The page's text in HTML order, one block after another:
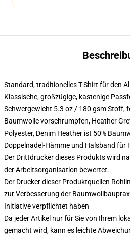
Standard, traditionelles T-Shirt für den
Klassische, großzügige, kastenige
Schwergewicht 5.3 oz / 180 gsm Stoff,
Baumwolle vorschrumpfen, Heather
Polyester, Denim Heather ist 50%
Doppelnadel-Hämme und Halsband für
Der Drittdrucker dieses Produkts wird
der Arbeitsorganisation bewertet.
Der Drucker dieser Produktquellen
zur Verbesserung der
Initiative verpflichtet haben
Da jeder Artikel nur für Sie von Ihrem
gemacht wird, kann es leichte